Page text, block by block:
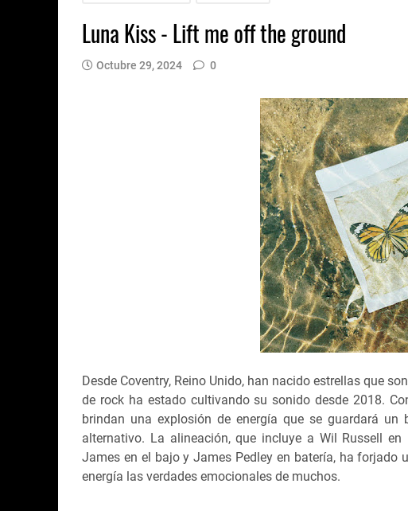
Luna Kiss - Lift me off the ground
Octubre 29, 2024 0
Desde Coventry, Reino Unido, han nacido estrellas que
de rock ha estado cultivando su sonido desde 2018.
brindan una explosión de energía que se guardará
alternativo. La alineación, que incluye a Wil Russell
James en el bajo y James Pedley en batería, ha
energía las verdades emocionales de muchos.